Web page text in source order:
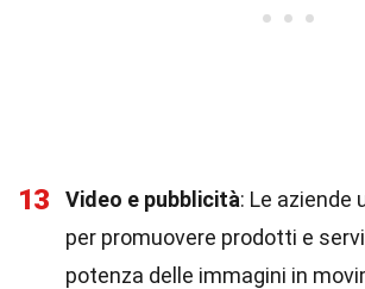
13 Video e pubblicità: Le aziende
per promuovere prodotti e
potenza delle immagini in